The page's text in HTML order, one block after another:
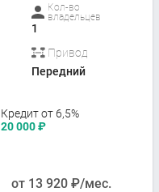
Кол-во
владельцев
1
Привод
Передний
Кредит от 6,5%
20 000₽
от 13 920 ₽/мес.